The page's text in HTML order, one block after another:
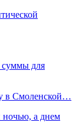
суммы для
в Смоленской…
а днем